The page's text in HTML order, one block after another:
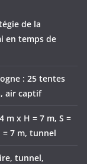
de la
en temps de
: 25 tentes
air captif
m x H = 7 m, S =
= 7 m, tunnel
tunnel,